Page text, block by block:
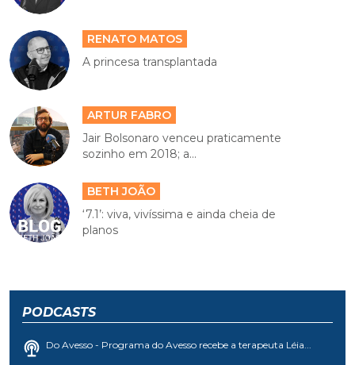
RENATO MATOS
A princesa transplantada
ARTUR FABRO
Jair Bolsonaro venceu praticamente
sozinho em 2018; a...
BETH JOÃO
‘7.1’: viva, vivíssima e ainda cheia de
planos
PODCASTS
Do Avesso - Programa do Avesso recebe a terapeuta Léia...